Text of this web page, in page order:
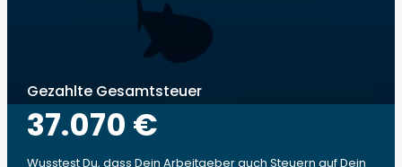
Gezahlte Gesamtsteuer
37.070 €
Wusstest Du, dass Dein Arbeitgeber auch Steuern auf Dein